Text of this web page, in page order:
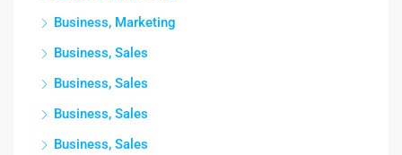
Business, Marketing
Business, Sales
Business, Sales
Business, Sales
Business, Sales